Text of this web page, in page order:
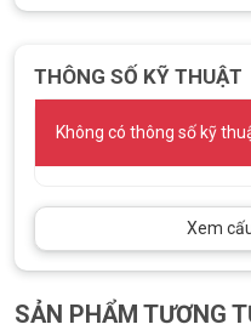
Đèn led đường D
TIÊU CHUẨN BẢO VỆ
THÔNG SỐ KỸ THUẬT
Không có thông số kỹ
Xem
SẢN PHẨM TƯƠNG